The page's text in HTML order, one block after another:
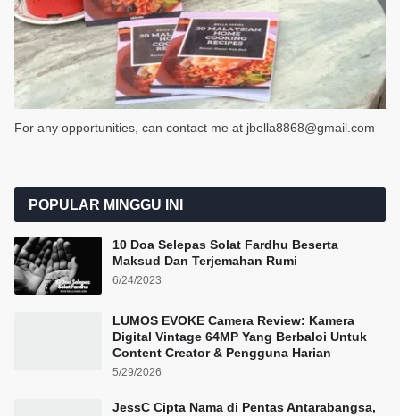
For any opportunities, can contact me at jbella8868@gmail.com
POPULAR MINGGU INI
10 Doa Selepas Solat Fardhu Beserta
Maksud Dan Terjemahan Rumi
6/24/2023
LUMOS EVOKE Camera Review: Kamera
Digital Vintage 64MP Yang Berbaloi Untuk
Content Creator & Pengguna Harian
5/29/2026
JessC Cipta Nama di Pentas Antarabangsa,